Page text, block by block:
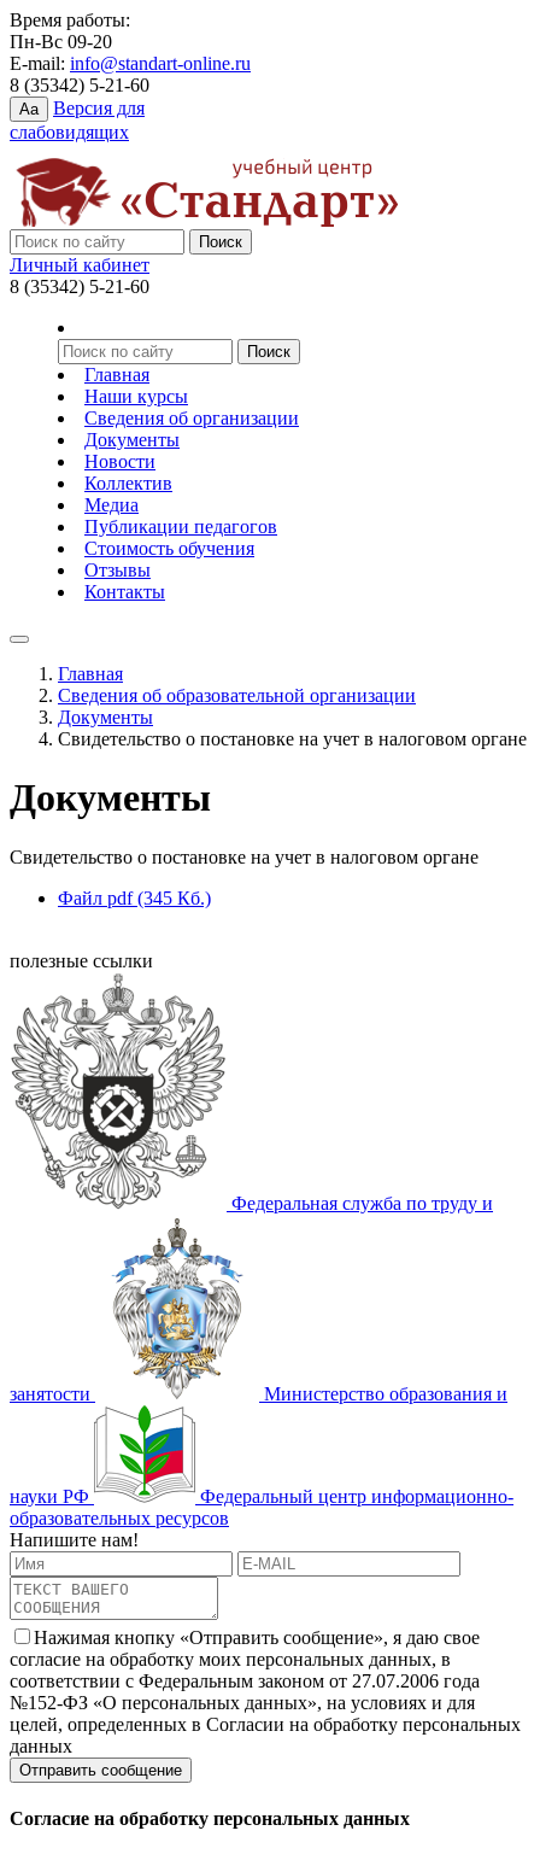
Время работы:
Пн-Вс 09-20
E-mail: info@standart-online.ru
8 (35342) 5-21-60
Aa
Версия для
слабовидящих
Личный кабинет
8 (35342) 5-21-60
Главная
Наши курсы
Сведения об организации
Документы
Новости
Коллектив
Медиа
Публикации педагогов
Стоимость обучения
Отзывы
Контакты
Главная
Сведения об образовательной организации
Документы
Свидетельство о постановке на учет в налоговом органе
Документы
Свидетельство о постановке на учет в налоговом органе
Файл pdf (345 Кб.)
полезные ссылки
Федеральная служба по труду и
занятости Министерство образования и
науки РФ
Федеральный центр информационно-
образовательных ресурсов
Напишите нам!
Нажимая кнопку «Отправить сообщение», я даю свое
согласие на обработку моих персональных данных, в
соответствии с Федеральным законом от 27.07.2006 года
№152-ФЗ «О персональных данных», на условиях и для
целей, определенных в Согласии на обработку персональных
данных
Согласие на обработку персональных данных